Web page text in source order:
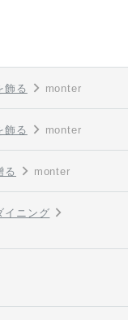
飾る monter
飾る monter
る monter
イニング